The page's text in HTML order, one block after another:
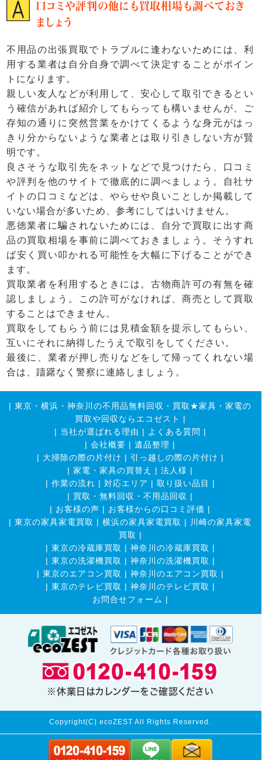
口コミや評判の他にも買取相場も調べておき
ましょう
不用品の出張買取でトラブルに逢わないためには、利
用する業者は自分自身で調べて決定することがポイン
トになります。
親しい友人などが利用して、安心して取引できるとい
う確信があれば紹介してもらっても構いませんが、ご
存知の通りに突然営業をかけてくるような身元がはっ
きり分からないような業者とは取り引きしない方が賢
明です。
良さそうな取引先をネットなどで見つけたら、口コミ
や評判を他のサイトで徹底的に調べましょう。自社サ
イトの口コミなどは、やらせや良いことしか掲載して
いない場合が多いため、参考にしてはいけません。
悪徳業者に騙されないためには、自分で買取に出す商
品の買取相場を事前に調べておきましょう。そうすれ
ば安く買い叩かれる可能性を大幅に下げることができ
ます。
買取業者を利用するときには。古物商許可の有無を確
認しましょう。この許可がなければ、商売として買取
することはできません。
買取をしてもらう前には見積金額を提示してもらい、
互いにそれに納得したうえで取引をしてください。
最後に、業者が押し売りなどをして帰ってくれない場
合は、躊躇なく警察に連絡しましょう。
| 東京・横浜・神奈川の不用品無料回収・買取★家具・家電の
買取や回収ならエコゼスト
|
| 当社が選ばれる理由 | よくある質問 |
| 会社概要 | 遺品整理 |
| 大掃除の際の片付け | 引っ越しの際の片付け |
| 家電・家具の買替え | 法人様 |
| 作業の流れ | 対応エリア | 取り扱い品目
|
| 買取・無料回収・不用品回収 |
| お客様の声 | お客様からの口コミ評価 |
| 東京の家具家電買取 | 横浜の家具家電買取 |
川崎の家具家電
買取 |
| 東京の冷蔵庫買取 | 神奈川の冷蔵庫買取 |
| 東京の洗濯機買取 | 神奈川の洗濯機買取 |
| 東京のエアコン買取 | 神奈川のエアコン買取 |
| 東京のテレビ買取 | 神奈川のテレビ買取 |
お問合せフォーム |
※休業日はカレンダーをご確認ください
Copyright(C) ecoZEST All Rights Reserved.